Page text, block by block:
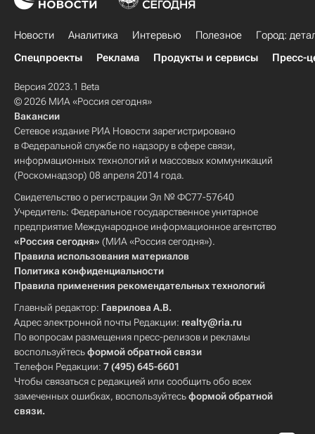
Новости Аналитика Интервью Полезное
Город:
Спецпроекты
Реклама Продукты и сервисы Пресс-
Версия 2023.1 Beta
© 2026 МИА «Россия сегодня»
Вакансии
Сетевое издание РИА Новости зарегистрировано
в Федеральной службе по надзору в сфере связи,
информационных технологий и массовых коммуникаций
(Роскомнадзор) 08 апреля 2014 года.
Свидетельство о регистрации Эл № ФС77-57640
Учредитель: Федеральное государственное унитарное
предприятие Международное информационное агентство
«Россия сегодня» (МИА «Россия сегодня»).
Правила использования материалов
Политика конфиденциальности
Правила применения рекомендательных технологий
Главный редактор: Гаврилова А.В.
Адрес электронной почты Редакции: realty@ria.ru
По вопросам размещения пресс-релизов и рекламы
воспользуйтесьформой обратной связи
Телефон Редакции: 7 (495) 645-6601
Чтобы связаться с редакцией или сообщить обо всех
замеченных ошибках, воспользуйтесьформой обратной
связи.